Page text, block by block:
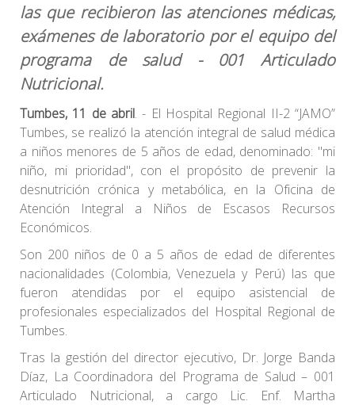
las que recibieron las atenciones médicas,
exámenes de laboratorio por el equipo del
programa de salud - 001 Articulado
Nutricional.
Tumbes, 11 de abril. - El Hospital Regional II-2 “JAMO”
Tumbes, se realizó la atención integral de salud médica
a niños menores de 5 años de edad, denominado: "mi
niño, mi prioridad", con el propósito de prevenir la
desnutrición crónica y metabólica, en la Oficina de
Atención Integral a Niños de Escasos Recursos
Económicos.
Son 200 niños de 0 a 5 años de edad de diferentes
nacionalidades (Colombia, Venezuela y Perú) las que
fueron atendidas por el equipo asistencial de
profesionales especializados del Hospital Regional de
Tumbes.
Tras la gestión del director ejecutivo, Dr. Jorge Banda
Díaz, La Coordinadora del Programa de Salud – 001
Articulado Nutricional, a cargo Lic. Enf. Martha